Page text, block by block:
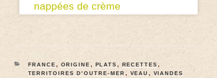
nappées de crème
FRANCE , ORIGINE , PLATS , RECETTES ,
TERRITOIRES D'OUTRE-MER , VEAU , VIANDES